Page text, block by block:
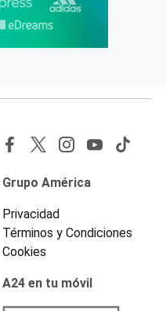
Grupo América
Privacidad
Términos y Condiciones
Cookies
A24 en tu móvil